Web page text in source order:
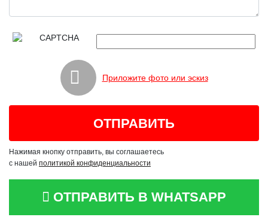
Приложите фото или эскиз
Нажимая кнопку отправить, вы соглашаетесь
с нашей политикой конфиденциальности
ОТПРАВИТЬ В WHATSAPP